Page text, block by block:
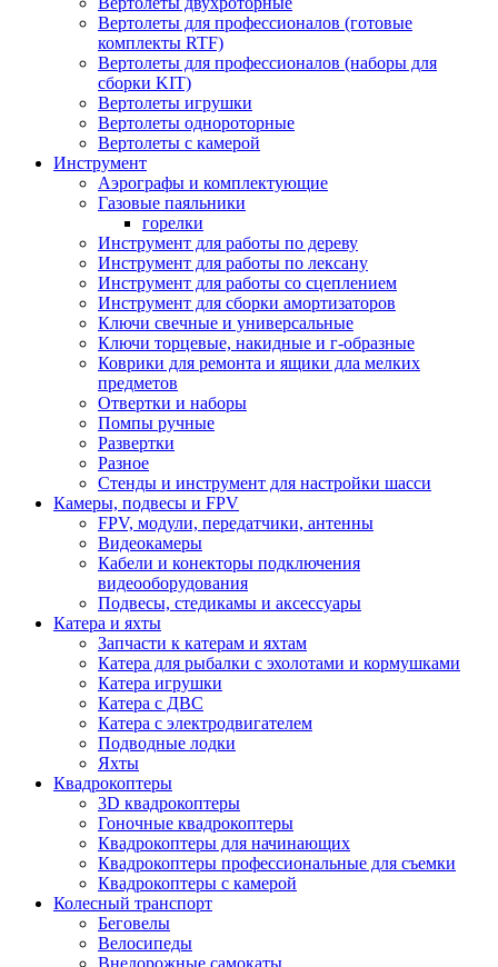
Вертолеты для профессионалов (готовые
комплекты RTF)
Вертолеты для профессионалов (наборы для
сборки KIT)
Вертолеты игрушки
Вертолеты однороторные
Вертолеты с камерой
Инструмент
Аэрографы и комплектующие
Газовые паяльники
горелки
Инструмент для работы по дереву
Инструмент для работы по лексану
Инструмент для работы со сцеплением
Инструмент для сборки амортизаторов
Ключи свечные и универсальные
Ключи торцевые, накидные и г-образные
Коврики для ремонта и ящики дла мелких
предметов
Отвертки и наборы
Помпы ручные
Развертки
Разное
Стенды и инструмент для настройки шасси
Камеры, подвесы и FPV
FPV, модули, передатчики, антенны
Видеокамеры
Кабели и конекторы подключения
видеооборудования
Подвесы, стедикамы и аксессуары
Катера и яхты
Запчасти к катерам и яхтам
Катера для рыбалки с эхолотами и кормушками
Катера игрушки
Катера с ДВС
Катера с электродвигателем
Подводные лодки
Яхты
Квадрокоптеры
3D квадрокоптеры
Гоночные квадрокоптеры
Квадрокоптеры для начинающих
Квадрокоптеры профессиональные для съемки
Квадрокоптеры с камерой
Колесный транспорт
Беговелы
Велосипеды
Внедорожные самокаты